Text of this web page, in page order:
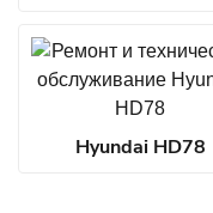
Hyundai HD78